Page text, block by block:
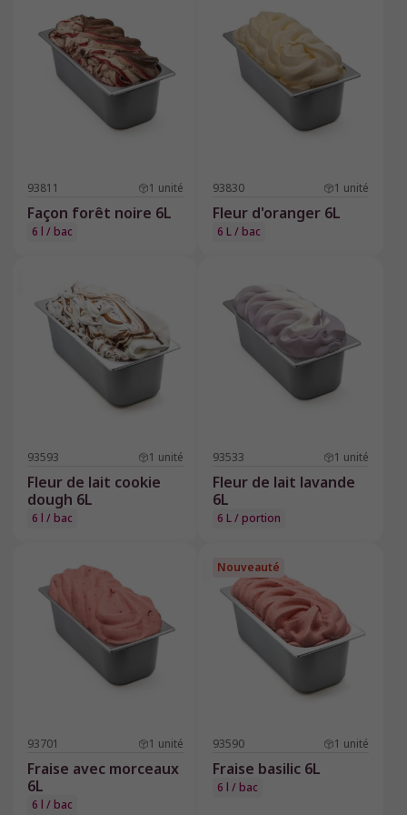
93811 1 unité
Façon forêt noire 6L
6 l / bac
93830 1 unité
Fleur d'oranger 6L
6 L / bac
93593 1 unité
Fleur de lait cookie
dough 6L
6 l / bac
93533 1 unité
Fleur de lait lavande
6L
6 L / portion
93701 1 unité
Fraise avec morceaux
6L
6 l / bac
Nouveauté
93590 1 unité
Fraise basilic 6L
6 l / bac